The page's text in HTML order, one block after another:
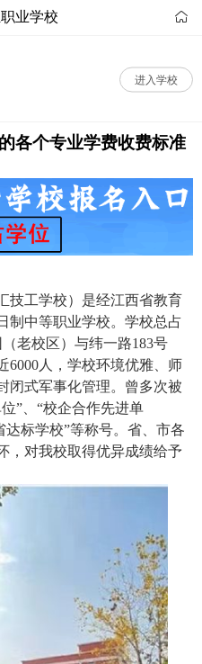
业学校 
进入学校
各个专业学费收费标准
技工学校）是经江西省教育
制中等职业学校。学校总占
老校区）与纬一路183号
6000人，学校环境优雅、师
闭式军事化管理。曾多次被
”、“校企合作先进单
达标学校”等称号。省、市各
，对我校取得优异成绩给予